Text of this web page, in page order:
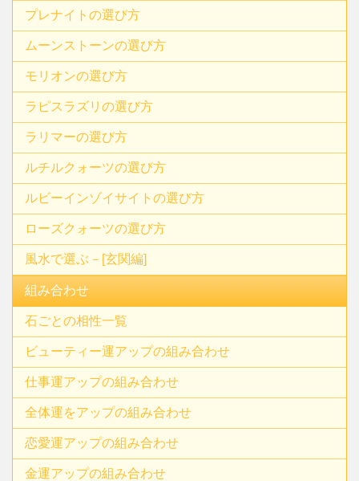
プレナイトの選び方
ムーンストーンの選び方
モリオンの選び方
ラピスラズリの選び方
ラリマーの選び方
ルチルクォーツの選び方
ルビーインゾイサイトの選び方
ローズクォーツの選び方
風水で選ぶ－[玄関編]
組み合わせ
石ごとの相性一覧
ビューティー運アップの組み合わせ
仕事運アップの組み合わせ
全体運をアップの組み合わせ
恋愛運アップの組み合わせ
金運アップの組み合わせ